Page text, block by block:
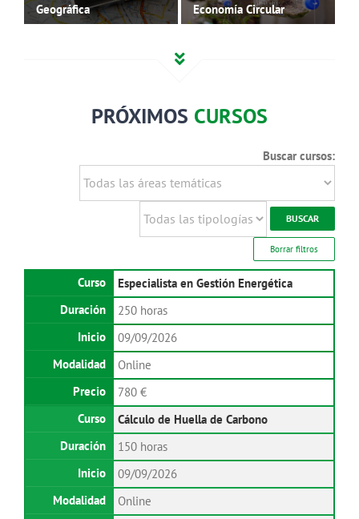
Geográfica
Economía Circular
PRÓXIMOS CURSOS
Buscar cursos:
Borrar filtros
Especialista en Gestión Energética
250 horas
09/09/2026
Online
780 €
Cálculo de Huella de Carbono
150 horas
09/09/2026
Online